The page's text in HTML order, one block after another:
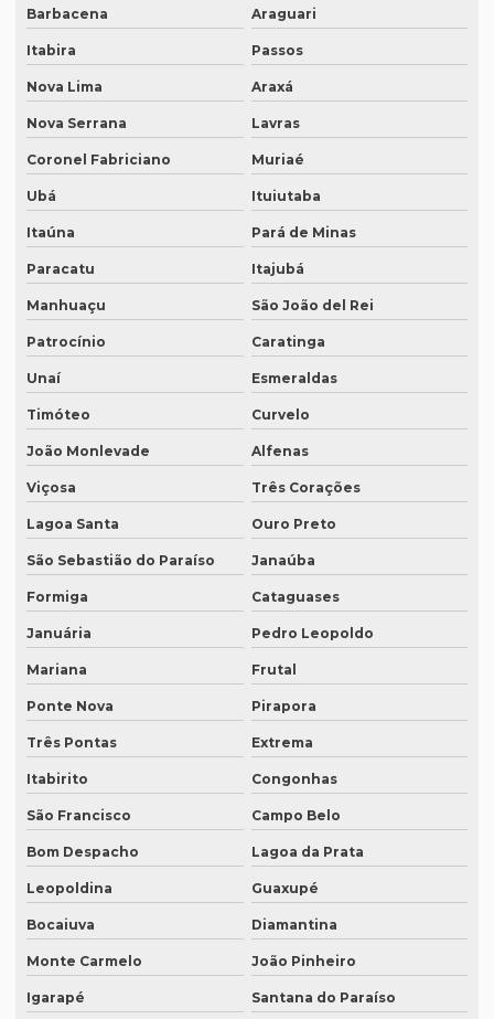
Empresa de tradução juramentada em inglês em sp
Empresa de tradução juramentada em italiano
Empresa de tradução juramentada em italiano em curitiba
Empresa de tradução juramentada em italiano em fortaleza
Empresa de tradução juramentada rj
Empresa de tradução juramentada sp
Empresa de tradução e legendagem
Empresa de tradução de patentes
Empresa de tradução de patentes em curitiba
Empresa tradução rio de janeiro
Empresa de tradução rj
Empresa de tradução em são paulo
Empresa de tradução simultanea
Empresa de tradução simultanea sp
Empresa de tradução simultânea para teams
Empresa de tradução simultânea para teams em campinas
Empresa de tradução simultânea para teams em recife
Empresa de tradução simultânea para zoom
Empresa tradução site
Barbacena Araguari
Itabira Passos
Nova Lima Araxá
Nova Serrana Lavras
Coronel Fabriciano Muriaé
Ubá Ituiutaba
Itaúna Pará de Minas
Paracatu Itajubá
Manhuaçu São João del Rei
Patrocínio Caratinga
Unaí Esmeraldas
Timóteo Curvelo
João Monlevade Alfenas
Viçosa Três Corações
Lagoa Santa Ouro Preto
São Sebastião do Paraíso Janaúba
Formiga Cataguases
Januária Pedro Leopoldo
Mariana Frutal
Ponte Nova Pirapora
Três Pontas Extrema
Itabirito Congonhas
São Francisco Campo Belo
Bom Despacho Lagoa da Prata
Leopoldina Guaxupé
Bocaiuva Diamantina
Monte Carmelo João Pinheiro
Igarapé Santana do Paraíso